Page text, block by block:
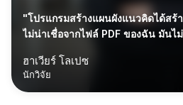
"โปรแกรมสร้างแผนผังแนวคิดได้สร้
ไม่น่าเชื่อจากไฟล์ PDF ของฉัน มันไ
ฮาเวียร์ โลเปซ
นักวิจัย